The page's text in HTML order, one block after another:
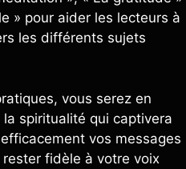
» pour aider les lecteurs à
les différents sujets
vous serez en
la spiritualité qui captivera
vos messages
rester fidèle à votre voix